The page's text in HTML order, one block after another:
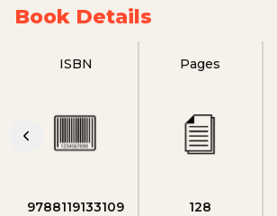
Book Details
ISBN
9788119133109
Pages
128